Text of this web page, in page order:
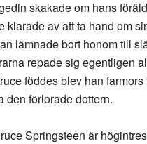
skakade om hans
klarade av att ta hand om
lämnade bort honom till
repade sig egentligen
föddes blev han farmors
den förlorade dottern.
Springsteen är